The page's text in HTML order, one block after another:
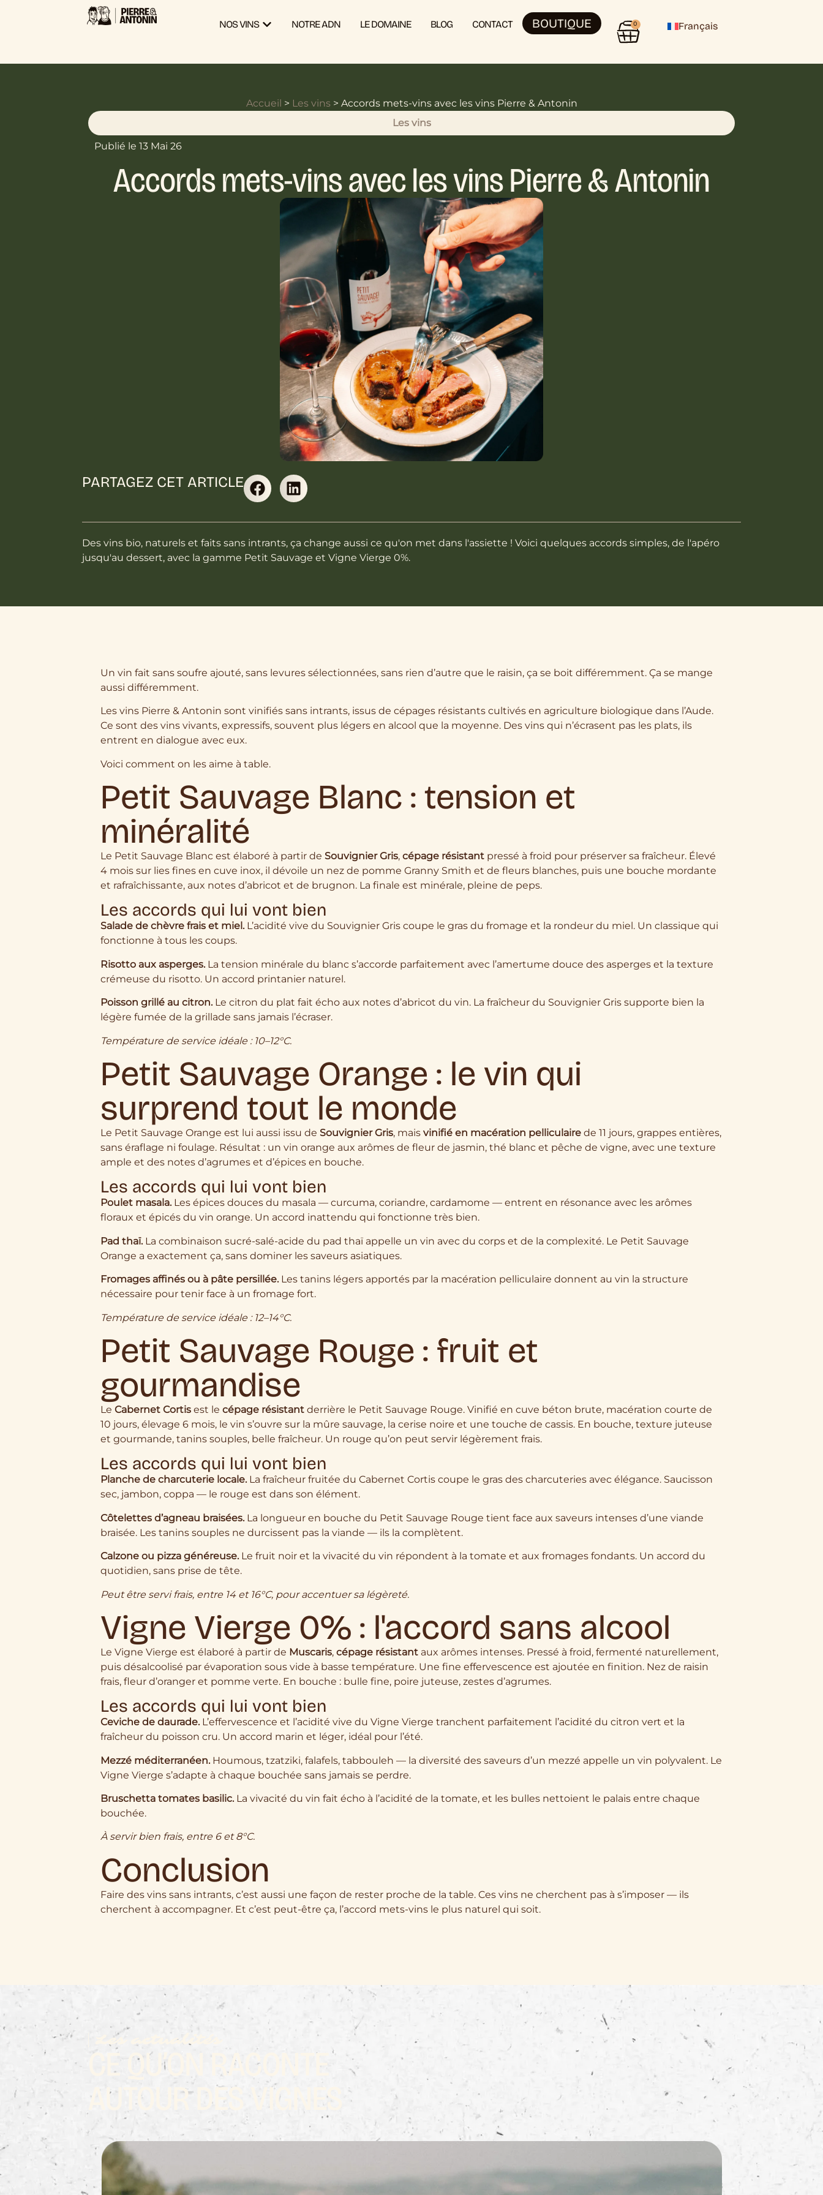
NOS VINS NOTRE ADN LE DOMAINE BLOG CONTACT BOUTIQUE 0 Français
Accueil > Les vins> Accords mets-vins avec les vins Pierre & Antonin
Les vins
Publié le 13 Mai 26
Accords mets-vins avec les vins Pierre & Antonin
PARTAGEZ CET ARTICLE
Des vins bio, naturels et faits sans intrants, ça change aussi ce qu'on met dans l'assiette ! Voici quelques accords simples, de l'apéro
jusqu'au dessert, avec la gamme Petit Sauvage et Vigne Vierge 0%.
Un vin fait sans soufre ajouté, sans levures sélectionnées, sans rien d’autre que le raisin, ça se boit différemment. Ça se mange
aussi différemment.
Les vins Pierre & Antonin sont vinifiés sans intrants, issus de cépages résistants cultivés en agriculture biologique dans l’Aude.
Ce sont des vins vivants, expressifs, souvent plus légers en alcool que la moyenne. Des vins qui n’écrasent pas les plats, ils
entrent en dialogue avec eux.
Voici comment on les aime à table.
Petit Sauvage Blanc : tension et
minéralité
Le Petit Sauvage Blanc est élaboré à partir deSouvignier Gris,cépage résistant pressé à froid pour préserver sa fraîcheur. Élevé
4 mois sur lies fines en cuve inox, il dévoile un nez de pomme Granny Smith et de fleurs blanches, puis une bouche mordante
et rafraîchissante, aux notes d’abricot et de brugnon. La finale est minérale, pleine de peps.
Les accords qui lui vont bien
Salade de chèvre frais et miel. L’acidité vive du Souvignier Gris coupe le gras du fromage et la rondeur du miel. Un classique qui
fonctionne à tous les coups.
Risotto aux asperges. La tension minérale du blanc s’accorde parfaitement avec l’amertume douce des asperges et la texture
crémeuse du risotto. Un accord printanier naturel.
Poisson grillé au citron. Le citron du plat fait écho aux notes d’abricot du vin. La fraîcheur du Souvignier Gris supporte bien la
légère fumée de la grillade sans jamais l’écraser.
Température de service idéale : 10–12°C.
Petit Sauvage Orange : le vin qui
surprend tout le monde
Le Petit Sauvage Orange est lui aussi issu deSouvignier Gris, maisvinifié en macération pelliculaire de 11 jours, grappes entières,
sans éraflage ni foulage. Résultat : un vin orange aux arômes de fleur de jasmin, thé blanc et pêche de vigne, avec une texture
ample et des notes d’agrumes et d’épices en bouche.
Les accords qui lui vont bien
Poulet masala. Les épices douces du masala — curcuma, coriandre, cardamome — entrent en résonance avec les arômes
floraux et épicés du vin orange. Un accord inattendu qui fonctionne très bien.
Pad thaï. La combinaison sucré-salé-acide du pad thaï appelle un vin avec du corps et de la complexité. Le Petit Sauvage
Orange a exactement ça, sans dominer les saveurs asiatiques.
Fromages affinés ou à pâte persillée. Les tanins légers apportés par la macération pelliculaire donnent au vin la structure
nécessaire pour tenir face à un fromage fort.
Température de service idéale : 12–14°C.
Petit Sauvage Rouge : fruit et
gourmandise
LeCabernet Cortis est lecépage résistant derrière le Petit Sauvage Rouge. Vinifié en cuve béton brute, macération courte de
10 jours, élevage 6 mois, le vin s’ouvre sur la mûre sauvage, la cerise noire et une touche de cassis. En bouche, texture juteuse
et gourmande, tanins souples, belle fraîcheur. Un rouge qu’on peut servir légèrement frais.
Les accords qui lui vont bien
Planche de charcuterie locale. La fraîcheur fruitée du Cabernet Cortis coupe le gras des charcuteries avec élégance. Saucisson
sec, jambon, coppa — le rouge est dans son élément.
Côtelettes d’agneau braisées. La longueur en bouche du Petit Sauvage Rouge tient face aux saveurs intenses d’une viande
braisée. Les tanins souples ne durcissent pas la viande — ils la complètent.
Calzone ou pizza généreuse. Le fruit noir et la vivacité du vin répondent à la tomate et aux fromages fondants. Un accord du
quotidien, sans prise de tête.
Peut être servi frais, entre 14 et 16°C, pour accentuer sa légèreté.
Vigne Vierge 0% : l'accord sans alcool
Le Vigne Vierge est élaboré à partir de Muscaris,cépage résistant aux arômes intenses. Pressé à froid, fermenté naturellement,
puis désalcoolisé par évaporation sous vide à basse température. Une fine effervescence est ajoutée en finition. Nez de raisin
frais, fleur d’oranger et pomme verte. En bouche : bulle fine, poire juteuse, zestes d’agrumes.
Les accords qui lui vont bien
Ceviche de daurade. L’effervescence et l’acidité vive du Vigne Vierge tranchent parfaitement l’acidité du citron vert et la
fraîcheur du poisson cru. Un accord marin et léger, idéal pour l’été.
Mezzé méditerranéen. Houmous, tzatziki, falafels, tabbouleh — la diversité des saveurs d’un mezzé appelle un vin polyvalent. Le
Vigne Vierge s’adapte à chaque bouchée sans jamais se perdre.
Bruschetta tomates basilic. La vivacité du vin fait écho à l’acidité de la tomate, et les bulles nettoient le palais entre chaque
bouchée.
À servir bien frais, entre 6 et 8°C.
Conclusion
Faire des vins sans intrants, c’est aussi une façon de rester proche de la table. Ces vins ne cherchent pas à s’imposer — ils
cherchent à accompagner. Et c’est peut-être ça, l’accord mets-vins le plus naturel qui soit.
Les actualités
CE QU’ON RACONTE
AUTOUR DES VIGNES